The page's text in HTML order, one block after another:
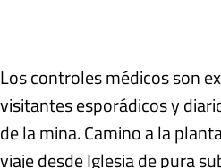
Los controles médicos son
visitantes esporádicos y
de la mina. Camino a la
viaje desde Iglesia de pura